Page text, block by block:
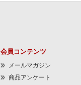
会員コンテンツ
メールマガジン
商品アンケート